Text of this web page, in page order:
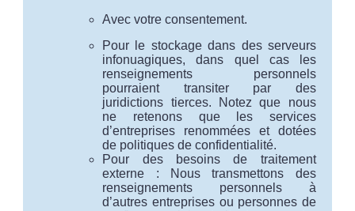
Avec votre consentement.
Pour le stockage dans des serveurs
infonuagiques, dans quel cas les
renseignements personnels
pourraient transiter par des
juridictions tierces. Notez que nous
ne retenons que les services
d’entreprises renommées et dotées
de politiques de confidentialité.
Pour des besoins de traitement
externe : Nous transmettons des
renseignements personnels à
d’autres entreprises ou personnes de